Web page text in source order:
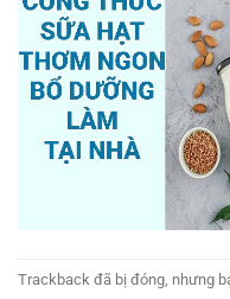
Trackback đã bị đóng, nhưng